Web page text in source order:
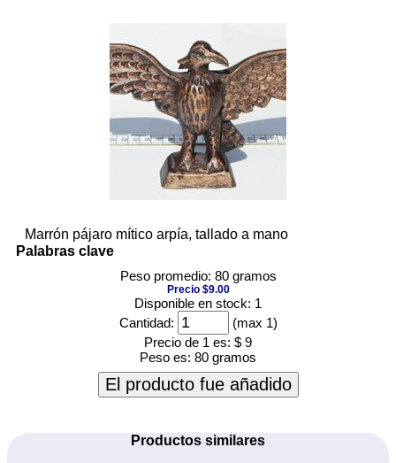
Marrón pájaro mítico arpía, tallado a mano
Palabras clave
Peso promedio: 80 gramos
Precio $9.00
Disponible en stock: 1
Cantidad:
(max 1)
Precio de 1 es: $ 9
Peso es: 80 gramos
El producto fue añadido
Productos similares